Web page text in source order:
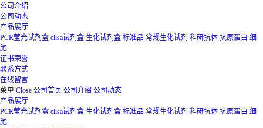
公司介绍
公司动态
产品展厅
PCR莹光试剂盒 elisa试剂盒 生化试剂盒 标准品 常规生化试剂 科研抗体 抗原蛋白 细
胞
证书荣誉
联系方式
在线留言
菜单 Close 公司首页 公司介绍 公司动态
产品展厅
PCR莹光试剂盒 elisa试剂盒 生化试剂盒 标准品 常规生化试剂 科研抗体 抗原蛋白 细
胞